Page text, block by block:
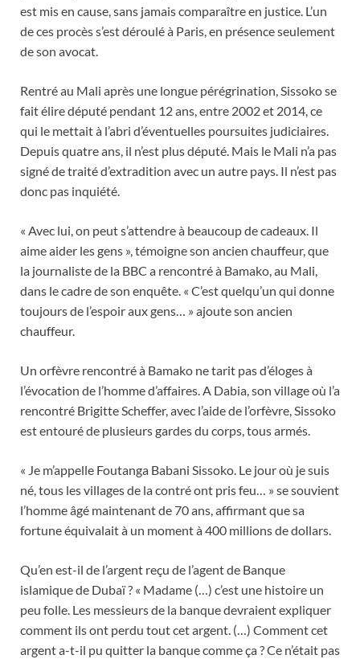
est mis en cause, sans jamais comparaître en justice. L’un
de ces procès s’est déroulé à Paris, en présence seulement
de son avocat.
Rentré au Mali après une longue pérégrination, Sissoko se
fait élire député pendant 12 ans, entre 2002 et 2014, ce
qui le mettait à l’abri d’éventuelles poursuites judiciaires.
Depuis quatre ans, il n’est plus député. Mais le Mali n’a pas
signé de traité d’extradition avec un autre pays. Il n’est pas
donc pas inquiété.
« Avec lui, on peut s’attendre à beaucoup de cadeaux. Il
aime aider les gens », témoigne son ancien chauffeur, que
la journaliste de la BBC a rencontré à Bamako, au Mali,
dans le cadre de son enquête. « C’est quelqu’un qui donne
toujours de l’espoir aux gens… » ajoute son ancien
chauffeur.
Un orfèvre rencontré à Bamako ne tarit pas d’éloges à
l’évocation de l’homme d’affaires. A Dabia, son village où l’a
rencontré Brigitte Scheffer, avec l’aide de l’orfèvre, Sissoko
est entouré de plusieurs gardes du corps, tous armés.
« Je m’appelle Foutanga Babani Sissoko. Le jour où je suis
né, tous les villages de la contré ont pris feu… » se souvient
l’homme âgé maintenant de 70 ans, affirmant que sa
fortune équivalait à un moment à 400 millions de dollars.
Qu’en est-il de l’argent reçu de l’agent de Banque
islamique de Dubaï ? « Madame (…) c’est une histoire un
peu folle. Les messieurs de la banque devraient expliquer
comment ils ont perdu tout cet argent. (…) Comment cet
argent a-t-il pu quitter la banque comme ça ? Ce n’était pas